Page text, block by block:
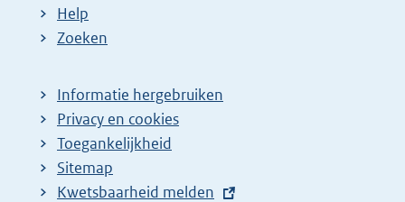
Help
Zoeken
Informatie hergebruiken
Privacy en cookies
Toegankelijkheid
Sitemap
E
Kwetsbaarheid melden